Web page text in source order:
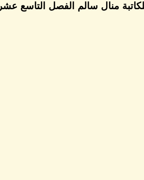
منال سالم الفصل التاسع عشر